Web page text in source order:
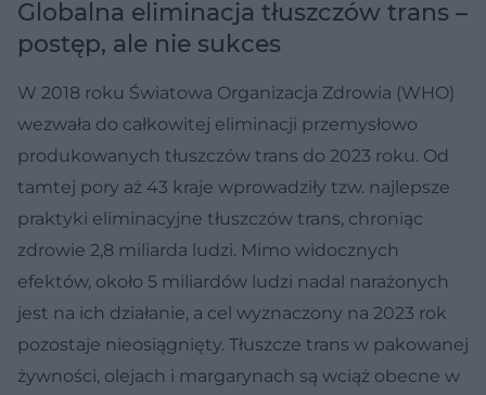
Globalna eliminacja tłuszczów trans –
postęp, ale nie sukces
W 2018 roku Światowa Organizacja Zdrowia (WHO)
wezwała do całkowitej eliminacji przemysłowo
produkowanych tłuszczów trans do 2023 roku. Od
tamtej pory aż 43 kraje wprowadziły tzw. najlepsze
praktyki eliminacyjne tłuszczów trans, chroniąc
zdrowie 2,8 miliarda ludzi. Mimo widocznych
efektów, około 5 miliardów ludzi nadal narażonych
jest na ich działanie, a cel wyznaczony na 2023 rok
pozostaje nieosiągnięty. Tłuszcze trans w pakowanej
żywności, olejach i margarynach są wciąż obecne w